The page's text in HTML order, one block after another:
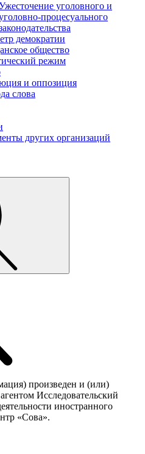
уголовного и
процесуального
демократии
общество
режим
и оппозиция
слова
других организаций
произведен и (или)
Исследовательский
иностранного
«Сова».